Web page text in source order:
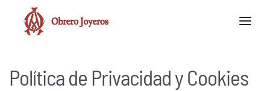
Política de Privacidad y Cookies